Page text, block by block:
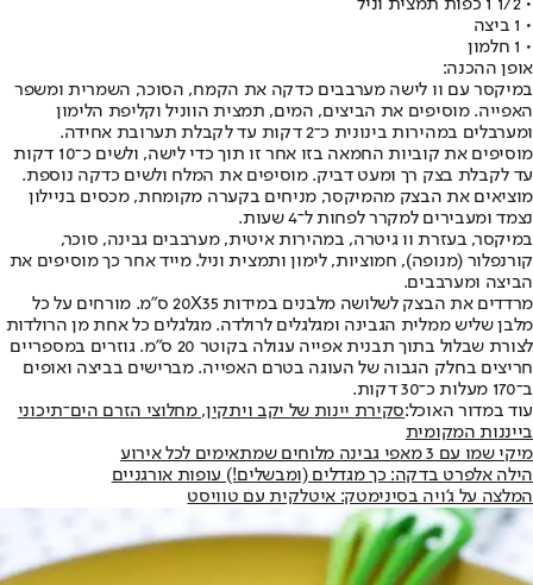
• 1/2 1 כפות תמצית וניל
• 1 ביצה
• 1 חלמון
אופן ההכנה:
במיקסר עם וו לישה מערבבים כדקה את הקמח, הסוכר, השמרית ומשפר
האפייה. מוסיפים את הביצים, המים, תמצית הווניל וקליפת הלימון
ומערבלים במהירות בינונית כ־2 דקות עד לקבלת תערובת אחידה.
מוסיפים את קוביות החמאה בזו אחר זו תוך כדי לישה, ולשים כ־10 דקות
עד לקבלת בצק רך ומעט דביק. מוסיפים את המלח ולשים כדקה נוספת.
מוציאים את הבצק מהמיקסר, מניחים בקערה מקומחת, מכסים בניילון
נצמד ומעבירים למקרר לפחות ל־4 שעות.
במיקסר, בעזרת וו גיטרה, במהירות איטית, מערבבים גבינה, סוכר,
קורנפלור (מנופה), חמוציות, לימון ותמצית וניל. מייד אחר כך מוסיפים את
הביצה ומערבבים.
מרדדים את הבצק לשלושה מלבנים במידות 20X35 ס"מ. מורחים על כל
מלבן שליש ממלית הגבינה ומגלגלים לרולדה. מגלגלים כל אחת מן הרולדות
לצורת שבלול בתוך תבנית אפייה עגולה בקוטר 20 ס"מ. גוזרים במספריים
חריצים בחלק הגבוה של העוגה בטרם האפייה. מברישים בביצה ואופים
ב־170 מעלות כ־30 דקות.
עוד במדור האוכל:סקירת יינות של יקב ויתקין, מחלוצי הזרם הים־תיכוני
בייננות המקומית
מיקי שמו עם 3 מאפי גבינה מלוחים שמתאימים לכל אירוע
הילה אלפרט בדקה: כך מגדלים (ומבשלים!) עופות אורגניים
המלצה על ג'ויה בסינימטק: איטלקית עם טוויסט